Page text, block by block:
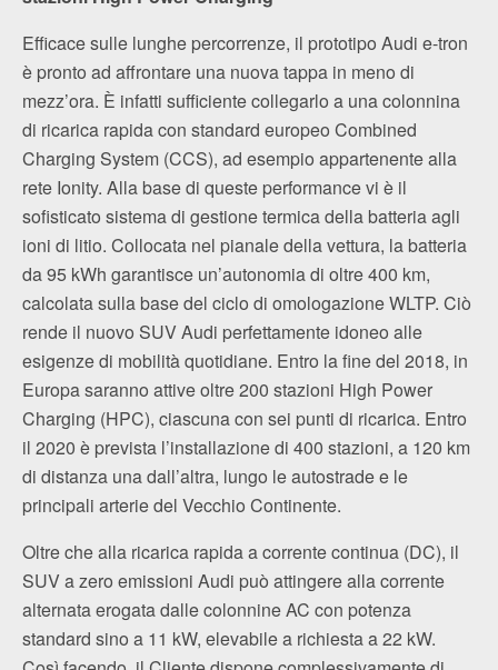
Efficace sulle lunghe percorrenze, il prototipo Audi e-tron
è pronto ad affrontare una nuova tappa in meno di
mezz’ora. È infatti sufficiente collegarlo a una colonnina
di ricarica rapida con standard europeo Combined
Charging System (CCS), ad esempio appartenente alla
rete Ionity. Alla base di queste performance vi è il
sofisticato sistema di gestione termica della batteria agli
ioni di litio. Collocata nel pianale della vettura, la batteria
da 95 kWh garantisce un’autonomia di oltre 400 km,
calcolata sulla base del ciclo di omologazione WLTP. Ciò
rende il nuovo SUV Audi perfettamente idoneo alle
esigenze di mobilità quotidiane. Entro la fine del 2018, in
Europa saranno attive oltre 200 stazioni High Power
Charging (HPC), ciascuna con sei punti di ricarica. Entro
il 2020 è prevista l’installazione di 400 stazioni, a 120 km
di distanza una dall’altra, lungo le autostrade e le
principali arterie del Vecchio Continente.
Oltre che alla ricarica rapida a corrente continua (DC), il
SUV a zero emissioni Audi può attingere alla corrente
alternata erogata dalle colonnine AC con potenza
standard sino a 11 kW, elevabile a richiesta a 22 kW.